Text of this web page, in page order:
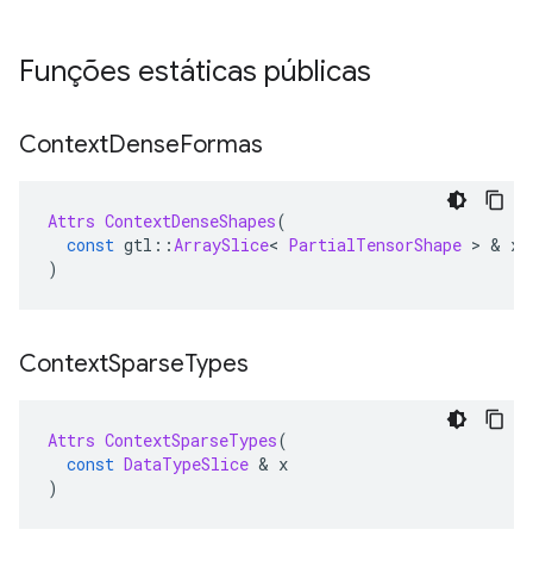
Funções estáticas públicas
ContextDenseFormas
Attrs ContextDenseShapes(
const gtl ::ArraySlice< PartialTensorShape > & x
)
ContextSparseTypes
Attrs ContextSparseTypes(
const DataTypeSlice & x
)